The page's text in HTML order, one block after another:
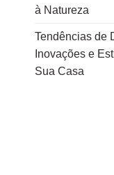
à Natureza
Tendências de
Inovações e
Sua Casa